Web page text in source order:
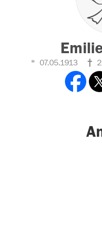
07.05.1913